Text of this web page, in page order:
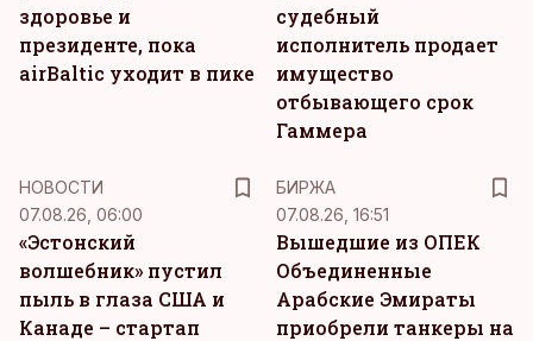
здоровье и
президенте, пока
airBaltic уходит в пике
судебный
исполнитель продает
имущество
отбывающего срок
Гаммера
НОВОСТИ
07.08.26, 06:00
«Эстонский
волшебник» пустил
пыль в глаза США и
Канаде – стартап
БИРЖА
07.08.26, 16:51
Вышедшие из ОПЕК
Объединенные
Арабские Эмираты
приобрели танкеры на